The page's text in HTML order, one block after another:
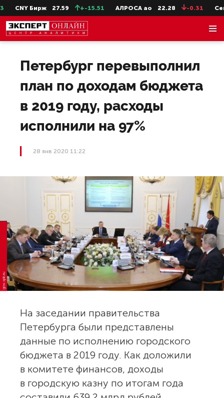
CNY Бирж 27.59 +-15.51 АЛРОСА ао 22.28 -0.31
Петербург перевыполнил
план по доходам бюджета
в 2019 году, расходы
исполнили на 97%
28 янв 2020 11:22
gov.spb.ru
На заседании правительства
Петербурга были представлены
данные по исполнению городского
бюджета в 2019 году. Как доложили
в комитете финансов, доходы
в городскую казну по итогам года